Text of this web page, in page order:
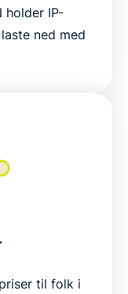
holder IP-
ned med
til folk i